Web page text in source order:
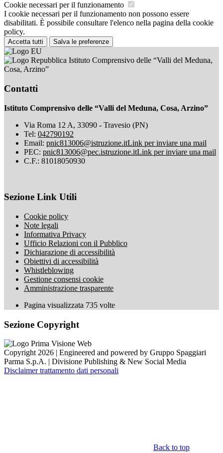
Cookie necessari per il funzionamento
I cookie necessari per il funzionamento non possono essere
disabilitati. È possibile consultare l'elenco nella pagina della cookie
policy.
Accetta tutti Salva le preferenze
Istituto Comprensivo delle “Valli del Meduna,
Cosa, Arzino”
Contatti
Istituto Comprensivo delle “Valli del Meduna, Cosa, Arzino”
Via Roma 12 A, 33090 - Travesio (PN)
Tel: 042790192
Email: pnic813006@istruzione.itLink per inviare una mail
PEC: pnic813006@pec.istruzione.itLink per inviare una mail
C.F.: 81018050930
Sezione Link Utili
Cookie policy
Note legali
Informativa Privacy
Ufficio Relazioni con il Pubblico
Dichiarazione di accessibilità
Obiettivi di accessibilità
Whistleblowing
Gestione consensi cookie
Amministrazione trasparente
Pagina visualizzata 735 volte
Sezione Copyright
Copyright 2026 | Engineered and powered by Gruppo Spaggiari
Parma S.p.A. | Divisione Publishing & New Social Media
Disclaimer trattamento dati personali
Back to top